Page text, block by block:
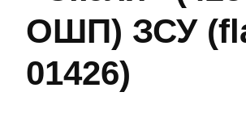
ОШП) ЗСУ
01426)